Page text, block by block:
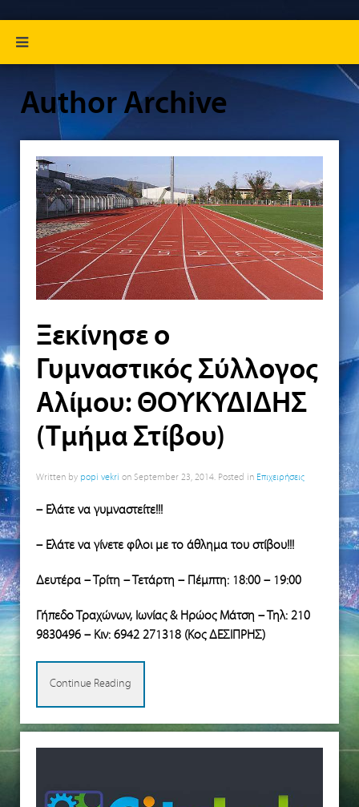
Author Archive
Ξεκίνησε ο
Γυμναστικός Σύλλογος
Αλίμου: ΘΟΥΚΥΔΙΔΗΣ
(Τμήμα Στίβου)
Written by popi vekri on September 23, 2014. Posted in Επιχειρήσεις
– Ελάτε να γυμναστείτε!!!
– Ελάτε να γίνετε φίλοι με το άθλημα του στίβου!!!
Δευτέρα – Τρίτη – Τετάρτη – Πέμπτη: 18:00 – 19:00
Γήπεδο Τραχώνων, Ιωνίας & Ηρώος Μάτση – Τηλ: 210
9830496 – Κιν: 6942 271318 (Κος ΔΕΣΙΠΡΗΣ)
Continue Reading